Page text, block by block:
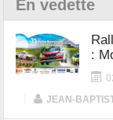
En vedette
:
JEAN-